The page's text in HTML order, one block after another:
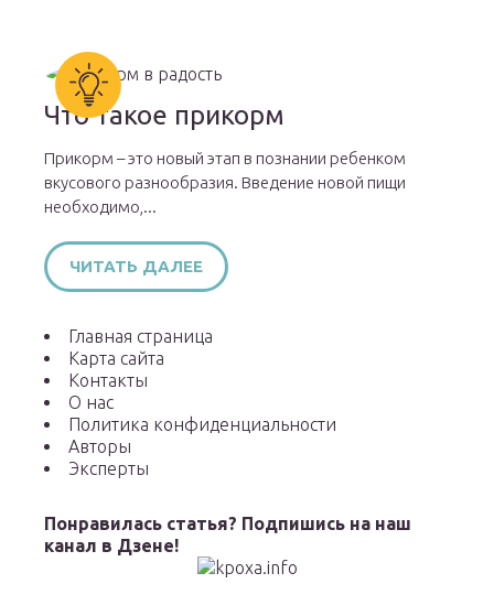
Что такое прикорм
Прикорм – это новый этап в познании ребенком
вкусового разнообразия. Введение новой пищи
необходимо,...
ЧИТАТЬ ДАЛЕЕ
Главная страница
Карта сайта
Контакты
О нас
Политика конфиденциальности
Авторы
Эксперты
Понравилась статья? Подпишись на наш
канал в Дзене!